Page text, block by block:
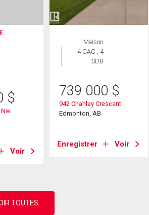
$
Nw
Voir
Maison
4 CAC , 4
SDB
739 000 $
942 Chahley Crescent
Edmonton, AB
Enregistrer Voir